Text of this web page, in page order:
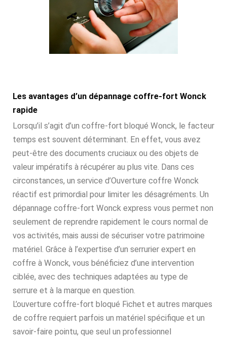
Les avantages d’un dépannage coffre-fort Wonck
rapide
Lorsqu’il s’agit d’un coffre-fort bloqué Wonck, le facteur
temps est souvent déterminant. En effet, vous avez
peut-être des documents cruciaux ou des objets de
valeur impératifs à récupérer au plus vite. Dans ces
circonstances, un service d’Ouverture coffre Wonck
réactif est primordial pour limiter les désagréments. Un
dépannage coffre-fort Wonck express vous permet non
seulement de reprendre rapidement le cours normal de
vos activités, mais aussi de sécuriser votre patrimoine
matériel. Grâce à l’expertise d’un serrurier expert en
coffre à Wonck, vous bénéficiez d’une intervention
ciblée, avec des techniques adaptées au type de
serrure et à la marque en question.
L’ouverture coffre-fort bloqué Fichet et autres marques
de coffre requiert parfois un matériel spécifique et un
savoir-faire pointu, que seul un professionnel